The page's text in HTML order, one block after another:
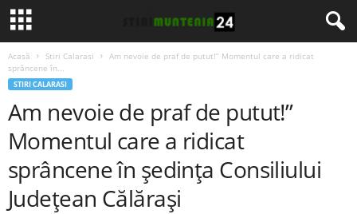
Acasă Stiri Calarasi
Am nevoie de praf de putut!” Momentul care a ridicat
sprâncene în...
STIRI CALARASI
Am nevoie de praf de putut!”
Momentul care a ridicat
sprâncene în ședința Consiliului
Județean Călărași